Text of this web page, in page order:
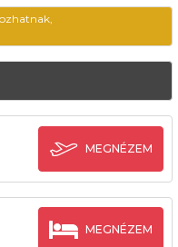
MEGNÉZEM
MEGNÉZEM